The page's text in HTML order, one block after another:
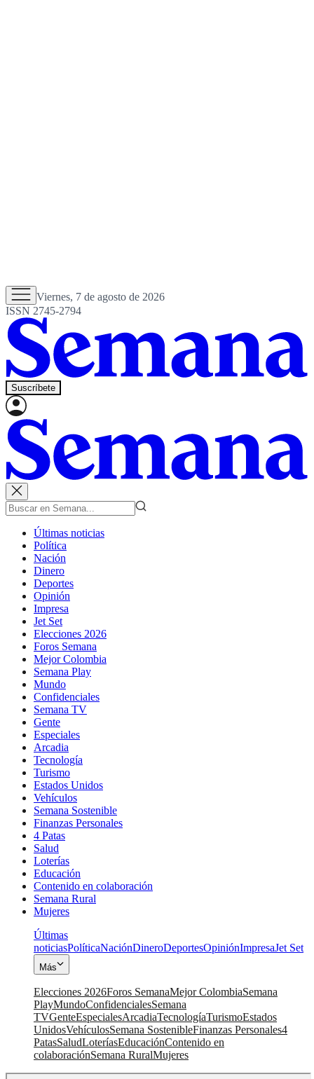
Viernes, 7 de agosto de 2026
ISSN 2745-2794
Suscríbete
Últimas noticias
Política
Nación
Dinero
Deportes
Opinión
Impresa
Jet Set
Elecciones 2026
Foros Semana
Mejor Colombia
Semana Play
Mundo
Confidenciales
Semana TV
Gente
Especiales
Arcadia
Tecnología
Turismo
Estados Unidos
Vehículos
Semana Sostenible
Finanzas Personales
4 Patas
Salud
Loterías
Educación
Contenido en colaboración
Semana Rural
Mujeres
Últimas
noticiasPolíticaNaciónDineroDeportesOpiniónImpresaJet Set
Más
Elecciones 2026Foros SemanaMejor ColombiaSemana
PlayMundoConfidencialesSemana
TVGenteEspecialesArcadiaTecnologíaTurismoEstados
UnidosVehículosSemana SostenibleFinanzas Personales4
PatasSaludLoteríasEducaciónContenido en
colaboraciónSemana RuralMujeres